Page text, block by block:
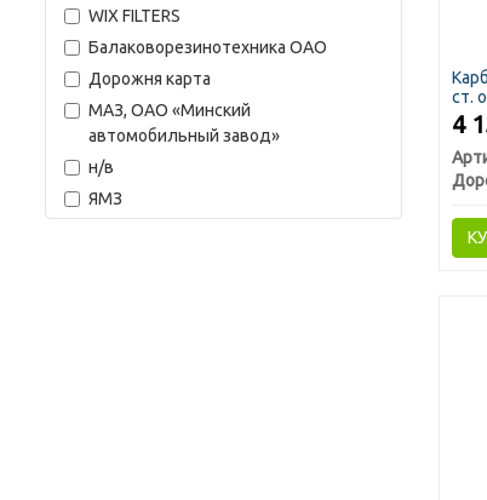
WIX FILTERS
Балаковорезинотехника ОАО
Дорожня карта
МАЗ, ОАО «Минский
автомобильный завод»
н/в
ЯМЗ
ст.
4